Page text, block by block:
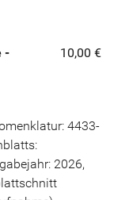
-
10,00 €
4433-
2026,